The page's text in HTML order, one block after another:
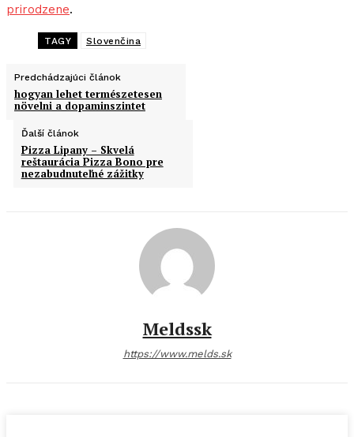
prirodzene.
TAGY Slovenčina
Predchádzajúci článok
hogyan lehet természetesen
növelni a dopaminszintet
Ďalší článok
Pizza Lipany – Skvelá
reštaurácia Pizza Bono pre
nezabudnuteľné zážitky
Meldssk
https://www.melds.sk